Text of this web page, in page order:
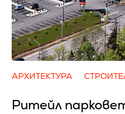
АРХИТЕКТУРА
Ритейл